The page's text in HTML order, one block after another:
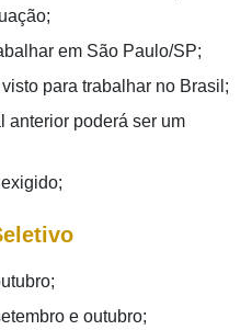
em São Paulo/SP;
para trabalhar no Brasil;
anterior poderá ser um
e outubro;